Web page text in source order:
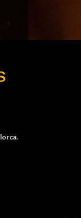
Sesiones
Sessions amb
with Guiomar